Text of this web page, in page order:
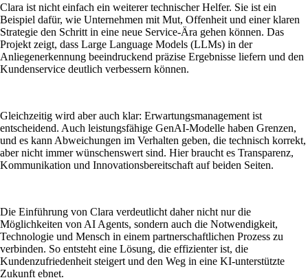
Clara ist nicht einfach ein weiterer technischer Helfer. Sie ist ein
Beispiel dafür, wie Unternehmen mit Mut, Offenheit und einer klaren
Strategie den Schritt in eine neue Service-Ära gehen können. Das
Projekt zeigt, dass Large Language Models (LLMs) in der
Anliegenerkennung beeindruckend präzise Ergebnisse liefern und den
Kundenservice deutlich verbessern können.
Gleichzeitig wird aber auch klar: Erwartungsmanagement ist
entscheidend. Auch leistungsfähige GenAI-Modelle haben Grenzen,
und es kann Abweichungen im Verhalten geben, die technisch korrekt,
aber nicht immer wünschenswert sind. Hier braucht es Transparenz,
Kommunikation und Innovationsbereitschaft auf beiden Seiten.
Die Einführung von Clara verdeutlicht daher nicht nur die
Möglichkeiten von AI Agents, sondern auch die Notwendigkeit,
Technologie und Mensch in einem partnerschaftlichen Prozess zu
verbinden. So entsteht eine Lösung, die effizienter ist, die
Kundenzufriedenheit steigert und den Weg in eine KI-unterstützte
Zukunft ebnet.